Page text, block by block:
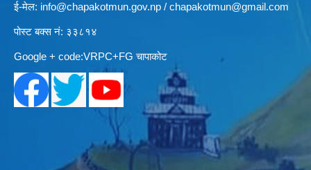
ई-मेल: info@chapakotmun.gov.np / chapakotmun@gmail.com
पोस्ट बक्स नं: ३३८१४
Google + code:VRPC+FG चापाकोट